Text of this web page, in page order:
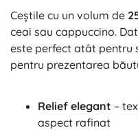
Ceștile cu un volum de
ceai sau cappuccino.
este perfect atât pentru
pentru prezentarea
Relief elegant –
aspect rafinat